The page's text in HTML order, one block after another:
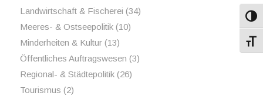
Landwirtschaft & Fischerei (34)
Meeres- & Ostseepolitik(10)
Minderheiten & Kultur(13)
Öffentliches Auftragswesen (3)
Regional- & Städtepolitik(26)
Tourismus (2)